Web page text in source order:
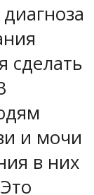
сделать
и мочи
в них